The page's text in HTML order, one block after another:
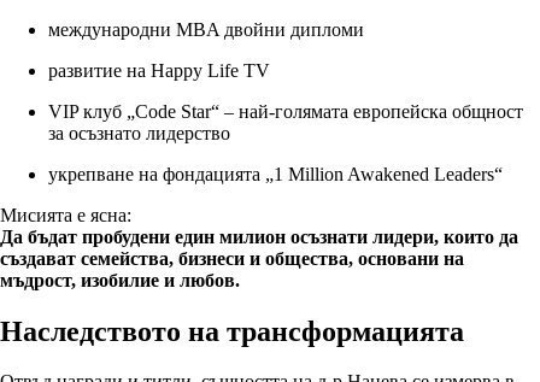
международни MBA двойни дипломи
развитие на Happy Life TV
VIP клуб „Code Star“ – най-голямата европейска общност
за осъзнато лидерство
укрепване на фондацията „1 Million Awakened Leaders“
Мисията е ясна:
Да бъдат пробудени един милион осъзнати лидери, които да
създават семейства, бизнеси и общества, основани на
мъдрост, изобилие и любов.
Наследството на трансформацията